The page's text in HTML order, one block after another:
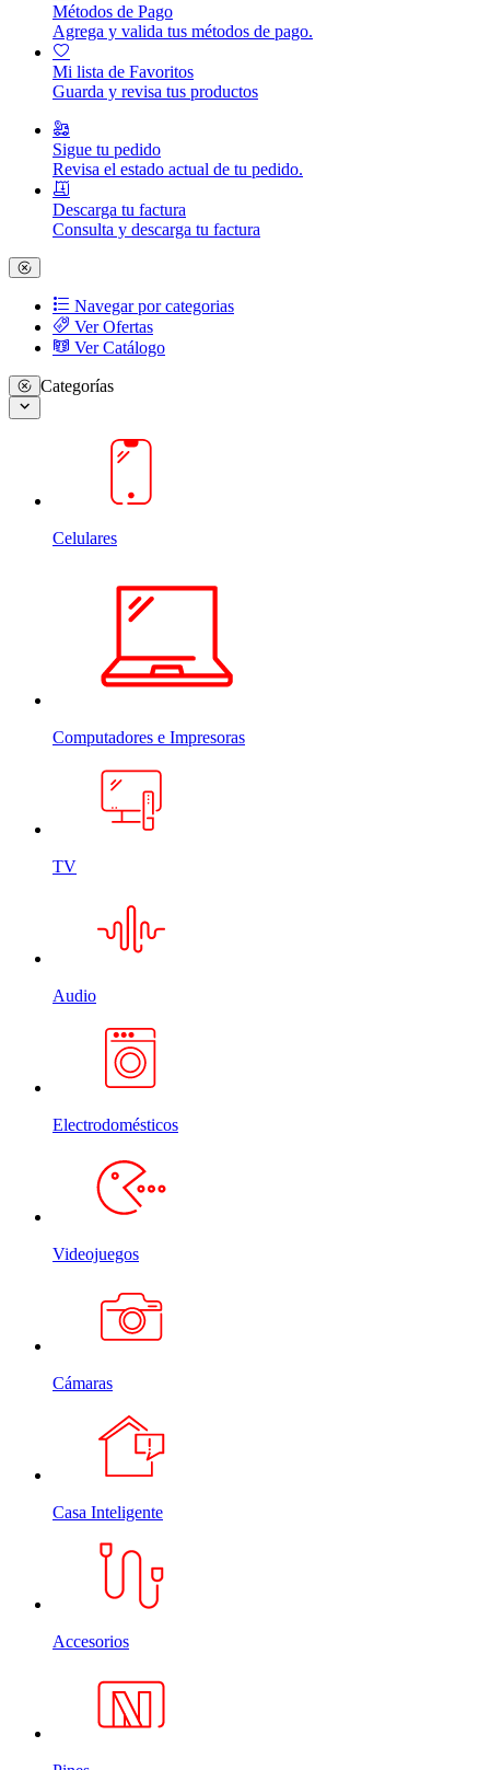
Métodos de Pago
Agrega y valida tus métodos de pago.
Mi lista de Favoritos
Guarda y revisa tus productos
Sigue tu pedido
Revisa el estado actual de tu pedido.
Descarga tu factura
Consulta y descarga tu factura
Navegar por categorias
Ver Ofertas
Ver Catálogo
Categorías
Celulares
Computadores e Impresoras
TV
Audio
Electrodomésticos
Videojuegos
Cámaras
Casa Inteligente
Accesorios